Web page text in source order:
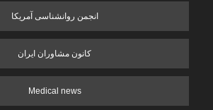
انجمن روانشناسی آمریکا
کانون مشاوران ایران
Medical news